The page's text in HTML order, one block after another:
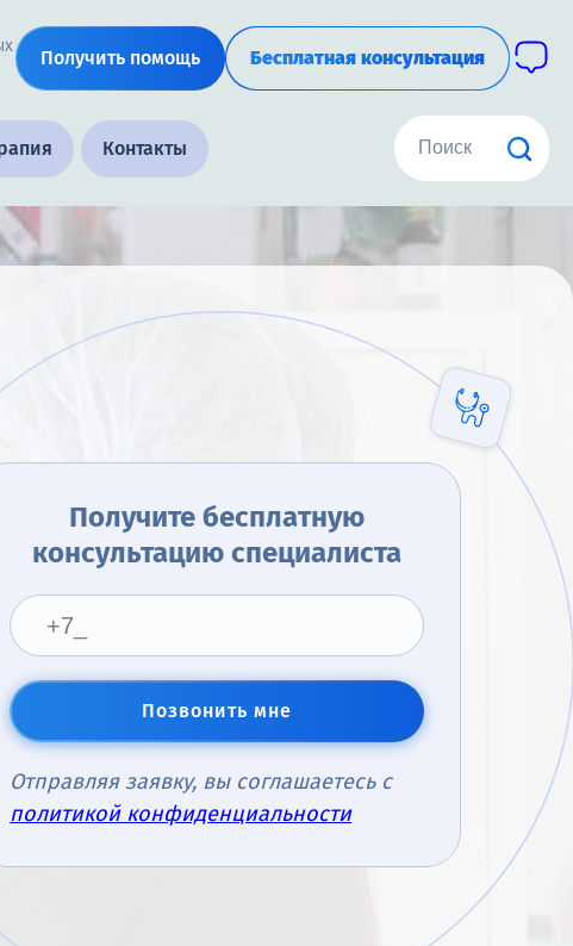
Получить помощь Бесплатная консультация
Контакты
Получите бесплатную
консультацию специалиста
Позвонить мне
Отправляя заявку, вы соглашаетесь с
политикой конфиденциальности